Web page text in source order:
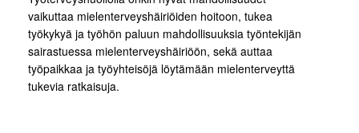
vaikuttaa mielenterveyshäiriöiden hoitoon, tukea
työkykyä ja työhön paluun mahdollisuuksia työntekijän
sairastuessa mielenterveyshäiriöön, sekä auttaa
työpaikkaa ja työyhteisöjä löytämään mielenterveyttä
tukevia ratkaisuja.